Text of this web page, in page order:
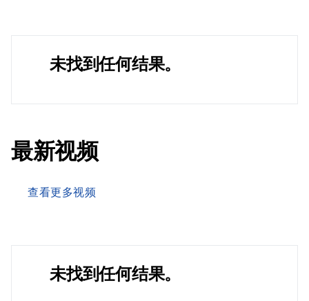
未找到任何结果。
最新视频
查看更多视频
未找到任何结果。